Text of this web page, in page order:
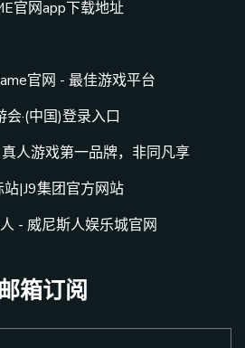
官网app下载地址
官网 - 最佳游戏平台
会·(中国)登录入口
人游戏第一品牌，非同凡享
站|J9集团官方网站
- 威尼斯人娱乐城官网
邮箱订阅